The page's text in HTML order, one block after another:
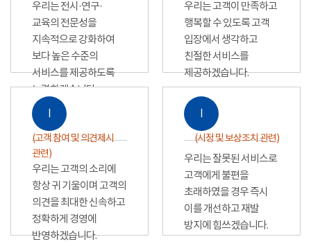
우리는 전시·연구·
교육의 전문성을
지속적으로 강화하여
보다 높은 수준의
서비스를 제공하도록
노력하겠습니다.
우리는 고객이 만족하고
행복할 수 있도록 고객
입장에서 생각하고
친절한 서비스를
제공하겠습니다.
Ⅰ
(고객 참여 및 의견제시
관련)
우리는 고객의 소리에
항상 귀 기울이며 고객의
의견을 최대한 신속하고
정확하게 경영에
반영하겠습니다.
Ⅰ
(시정 및 보상조치 관련)
우리는 잘못된 서비스로
고객에게 불편을
초래하였을 경우 즉시
이를 개선하고 재발
방지에 힘쓰겠습니다.